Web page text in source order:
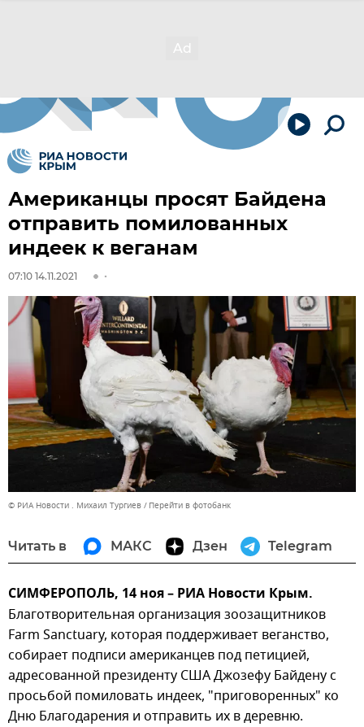
Американцы просят Байдена
отправить помилованных
индеек к веганам
07:10 14.11.2021
© РИА Новости . Михаил Тургиев Перейти в фотобанк
Читать в МАКС Дзен Telegram
СИМФЕРОПОЛЬ, 14 ноя – РИА Новости Крым.
Благотворительная организация зоозащитников
Farm Sanctuary, которая поддерживает веганство,
собирает подписи американцев под петицией,
адресованной президенту США Джозефу Байдену с
просьбой помиловать индеек, "приговоренных" ко
Дню Благодарения и отправить их в деревню.